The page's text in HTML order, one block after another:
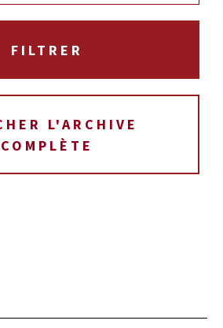
L'ARCHIVE
COMPLÈTE